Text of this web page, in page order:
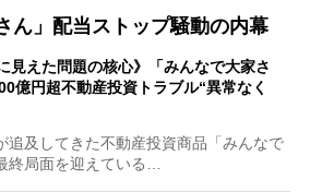
ん」配当ストップ騒動の内幕
見えた問題の核心》「みんなで大家さ
億円超不動産投資トラブル“異常なく
及してきた不動産投資商品「みんなで
終局面を迎えている…